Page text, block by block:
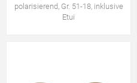
polarisierend, Gr. 51-18, inklusive
Etui